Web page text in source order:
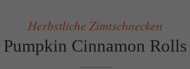
Herbstliche Zimtschnecken
Pumpkin Cinnamon Rolls